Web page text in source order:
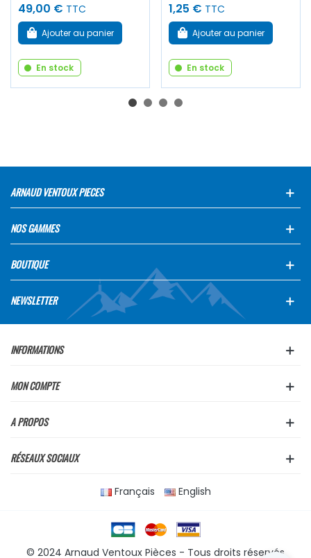
49,00 € TTC
Ajouter au panier
En stock
1,25 € TTC
Ajouter au panier
En stock
ARNAUD VENTOUX PIECES
NOS GAMMES
BOUTIQUE
NEWSLETTER
INFORMATIONS
MON COMPTE
A PROPOS
RÉSEAUX SOCIAUX
Français English
© 2024 Arnaud Ventoux Pièces - Tous droits réservés